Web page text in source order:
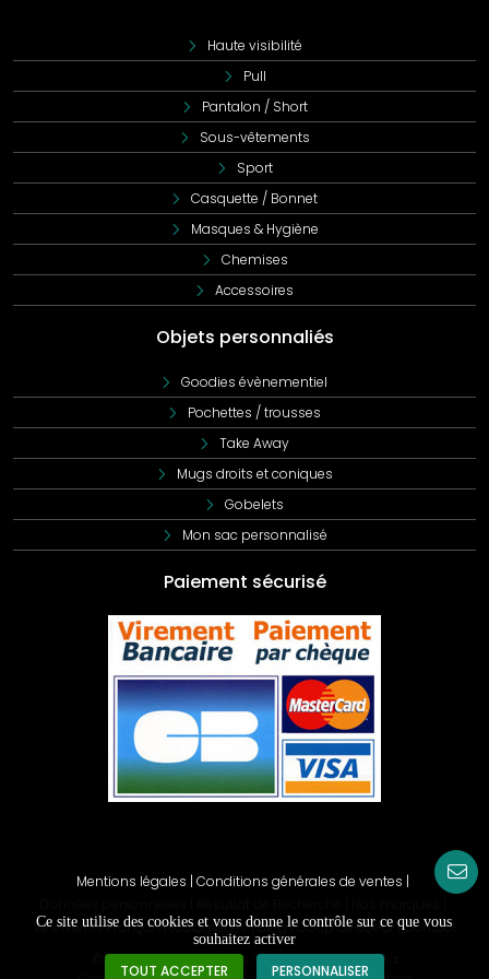
Haute visibilité
Pull
Pantalon / Short
Sous-vêtements
Sport
Casquette / Bonnet
Masques & Hygiène
Chemises
Accessoires
Objets personnaliés
Goodies évènementiel
Pochettes / trousses
Take Away
Mugs droits et coniques
Gobelets
Mon sac personnalisé
Paiement sécurisé
Mentions légales | Conditions générales de ventes |
Vêtements Français/Ecologiques|Blog |Coup de coeur |Contact
© Copyright2026. Tous droits réservés - kocka
Ce site utilise des cookies et vous donne le contrôle sur ce que vous
souhaitez activer
TOUT ACCEPTER PERSONNALISER